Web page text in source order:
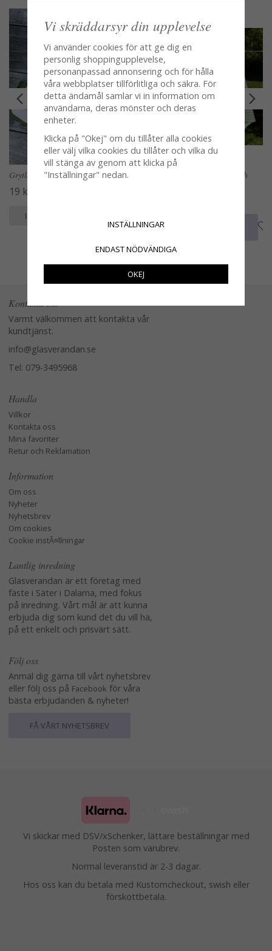
Grytlapp och grytvante Olive
19 kr
INFO
Kökshandduk Linnea i vitt och
INFO
Kontakta oss
Varmt välkommen att kontakta vår
kundtjänst.
info@glasverandan.se
Tel: 079-3495968
Handla
Villkor
Kontakta oss
Mina favoriter
Retur och Reklamation
Information
Om oss
Nyheter
Nyhetsbrev
Om cookies
Cookie instÃ¤llningar
Lantlig inredning
Glasverandan är ett företag med
fäste i Säter i Dalarna, med fokus
på inredning. Vårt mål är att kunna
erbjuda dig som kund det du vill ha,
på ett enkelt och prisvärt sätt.
Följ oss
Anmäl dig gärna till vårt nyhetsbrev
eller följ oss på Facebook för våra
bästa erbjudanden & nyheter!
FÅ VÅRT NYHETSBREV
Vi skickar med DSV/xSchenker, lättare beställningar med
Posten som varubrev.
Normal leveranstid är 2-3 dagar.
Hos oss kan du betala med Kustomcheckout, swish eller
förskottbetala.
Vi skräddarsyr din upplevelse
Vi använder cookies för att ge dig en
personlig shoppingupplevelse,
personanpassad annonsering och för hålla
våra webbplatser tillförlitliga och säkra. För
detta ändamål samlar vi in information om
användarna, deras mönster och deras
enheter.
Klicka på "Okej" om du tillåter alla cookies
eller välj vilka cookies du tillåter och vilka du
vill stänga av genom att klicka på
"Inställningar" nedan.
INSTÄLLNINGAR
ENDAST NÖDVÄNDIGA
OKEJ